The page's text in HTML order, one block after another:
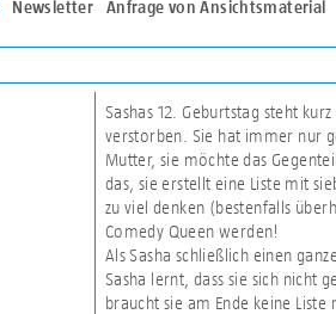
Newsletter Anfrage von Ansichtsmaterial
Sashas 12. Geburtstag steht
verstorben. Sie hat immer nur
Mutter, sie möchte das
das, sie erstellt eine Liste mit
zu viel denken (bestenfalls
Comedy Queen werden!
Als Sasha schließlich einen
Sasha lernt, dass sie sich nicht
braucht sie am Ende keine